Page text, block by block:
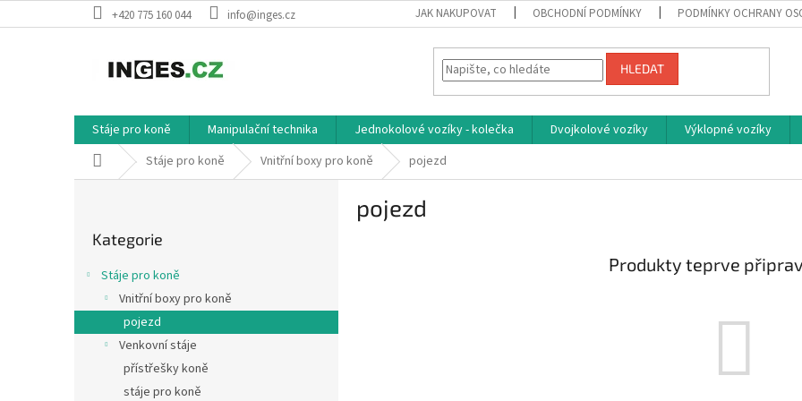
na
+420 775 160 044 info@inges.cz JAK NAKUPOVAT OBCHODNÍ PODMÍNKY PODMÍNKY OCHRANY
HLEDAT
Stáje pro koně Manipulační technika Jednokolové vozíky - kolečka Dvojkolové vozíky Výklopné vozíky
Domů Stáje pro koně Vnitřní boxy pro koně pojezd
n
kategorie
Kategorie
Stáje pro koně
Vnitřní boxy pro koně
pojezd
Venkovní stáje
přístřešky koně
stáje pro koně
pojezd
Produkty teprve